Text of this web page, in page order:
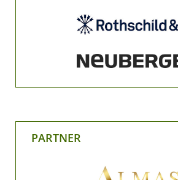
PARTNER